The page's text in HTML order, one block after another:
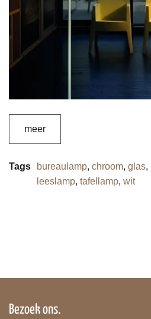
meer
Tags bureaulamp, chroom, glas,
leeslamp, tafellamp, wit
Bezoek ons.